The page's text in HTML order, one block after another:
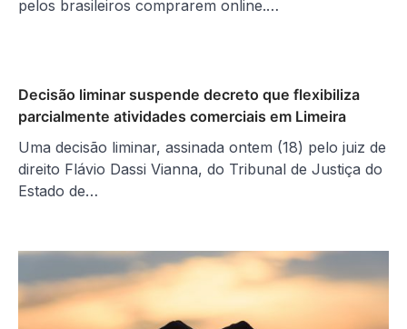
pelos brasileiros comprarem online.…
Decisão liminar suspende decreto que flexibiliza
parcialmente atividades comerciais em Limeira
Uma decisão liminar, assinada ontem (18) pelo juiz de
direito Flávio Dassi Vianna, do Tribunal de Justiça do
Estado de…